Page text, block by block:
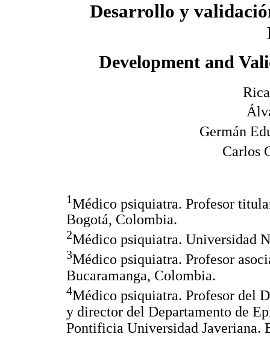
Desarrollo y
Development and
Germán
Carlos
1Médico psiquiatra. Profesor
Bogotá, Colombia.
2Médico psiquiatra. Universidad
3Médico psiquiatra. Profesor
Bucaramanga, Colombia.
4Médico psiquiatra. Profesor del
y director del Departamento de
Pontificia Universidad Javeriana.